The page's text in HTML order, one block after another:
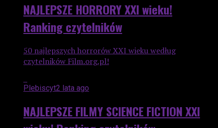
NAJLEPSZE HORRORY XXI wieku!
Ranking czytelników
50 najlepszych horrorów XXI wieku według
czytelników Film.org.pl!
Plebiscyt2 lata ago
NAJLEPSZE FILMY SCIENCE FICTION XXI